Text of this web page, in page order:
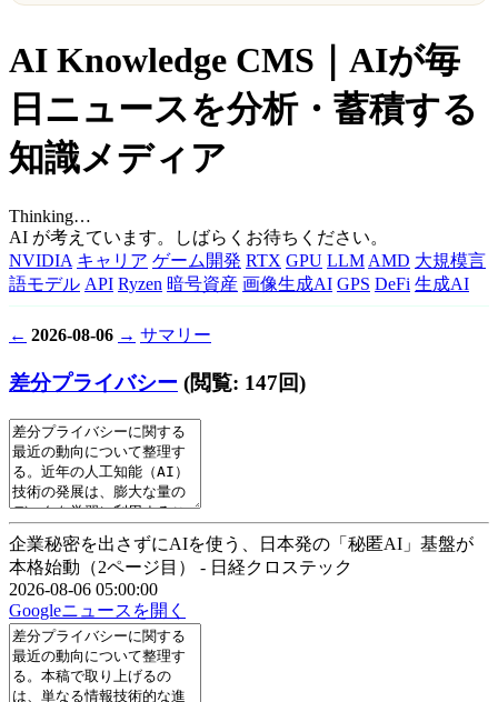
AI Knowledge CMS｜AIが毎
日ニュースを分析・蓄積する
知識メディア
Thinking…
AI が考えています。しばらくお待ちください。
NVIDIA キャリア ゲーム開発 RTX GPU LLMAMD 大規模言
語モデル API Ryzen 暗号資産 画像生成AI GPS DeFi 生成AI
← 2026-08-06 → サマリー
差分プライバシー (閲覧: 147回)
企業秘密を出さずにAIを使う、日本発の「秘匿AI」基盤が
本格始動（2ページ目） - 日経クロステック
2026-08-06 05:00:00
Googleニュースを開く